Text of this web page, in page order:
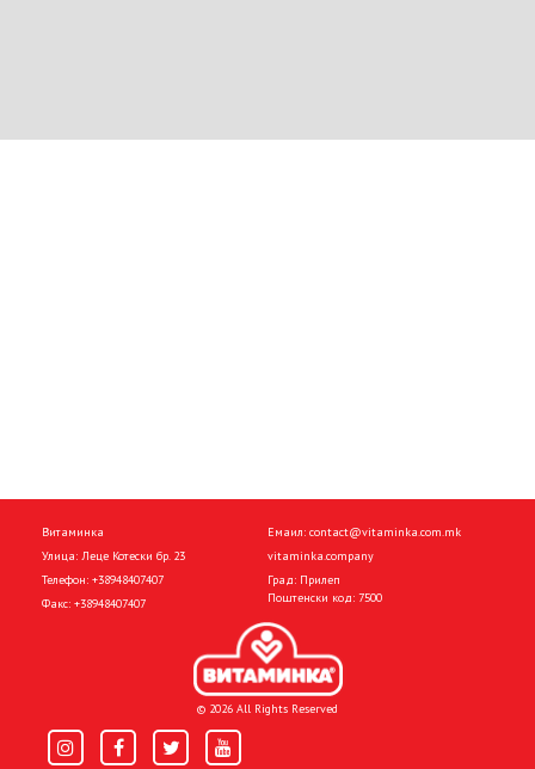
Витаминка
Улица: Леце Котески бр. 23
Телефон: +38948407407
Факс: +38948407407
Емаил: contact@vitaminka.com.mk
vitaminka.company
Град: Прилеп
Поштенски код: 7500
© 2026 All Rights Reserved